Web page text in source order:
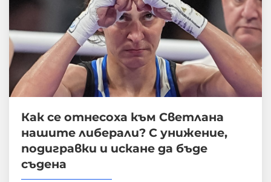
Как се отнесоха към Светлана
нашите либерали? С унижение,
подигравки и искане да бъде
съдена